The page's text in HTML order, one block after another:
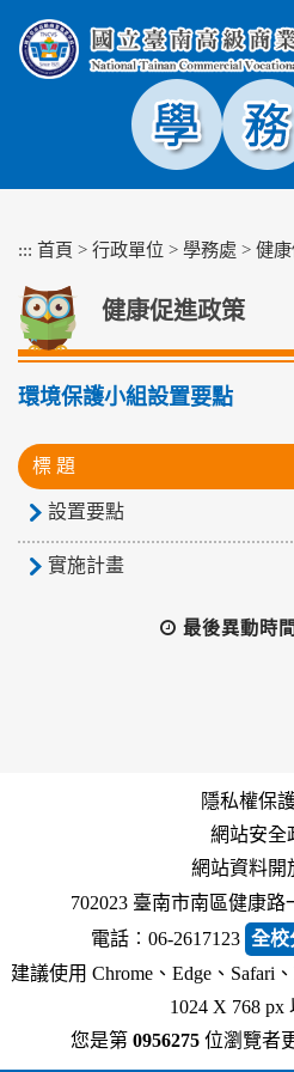
塊
::: 首頁 > 行政單位 > 學務處 > 健
健康促進政策
環境保護小組設置要點
標 題
設置要點
實施計畫
最後異動時
隱私權保
網站安全
網站資料開
702023 臺南市南區健康路
電話︰06-2617123 全校
建議使用 Chrome、Edge、Safari
1024 X 768 px
您是第 0956275 位瀏覽者